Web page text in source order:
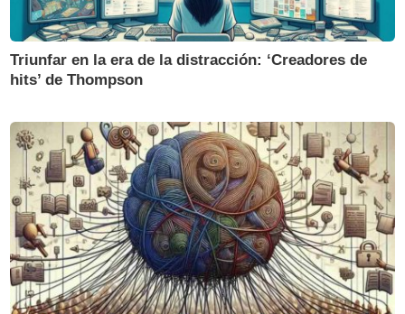
Triunfar en la era de la distracción: ‘Creadores de
hits’ de Thompson